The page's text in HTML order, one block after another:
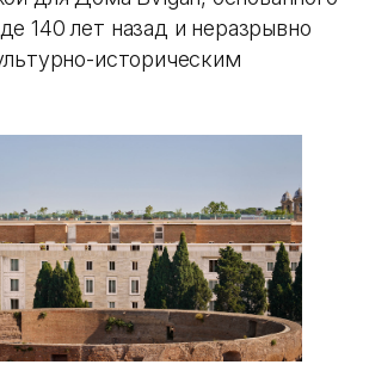
140 лет назад и неразрывно
историческим